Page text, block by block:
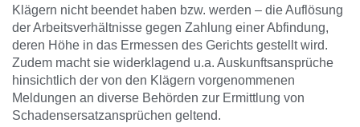
Klägern nicht beendet haben bzw. werden – die Auflösung
der Arbeitsverhältnisse gegen Zahlung einer Abfindung,
deren Höhe in das Ermessen des Gerichts gestellt wird.
Zudem macht sie widerklagend u.a. Auskunftsansprüche
hinsichtlich der von den Klägern vorgenommenen
Meldungen an diverse Behörden zur Ermittlung von
Schadensersatzansprüchen geltend.